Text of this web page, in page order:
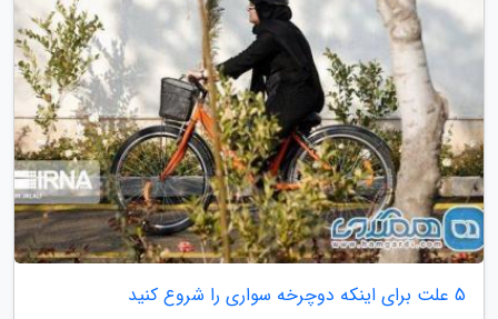
5 علت برای اینکه دوچرخه سواری را شروع کنید